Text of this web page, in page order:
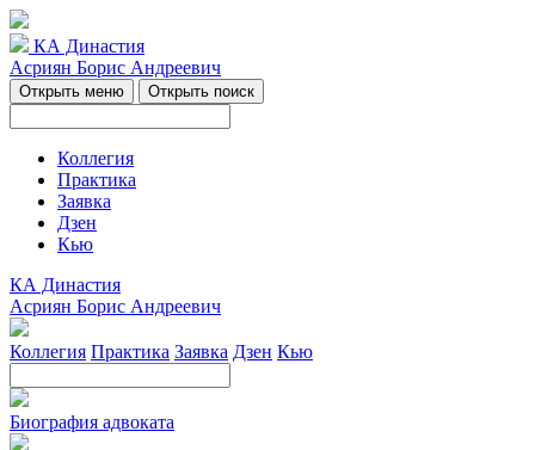
КА Династия
Асриян Борис Андреевич
Открыть меню Открыть поиск
Коллегия
Практика
Заявка
Дзен
Кью
КА Династия
Асриян Борис Андреевич
Коллегия Практика Заявка Дзен Кью
Биография адвоката